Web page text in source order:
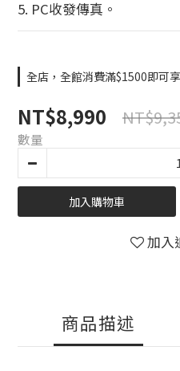
5. PC收發傳真。
全店，全館消費滿$1500即可
NT$8,990
數量
加入購物車
加入
商品描述